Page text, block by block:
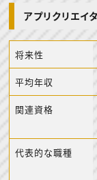
お役立ち基礎知
マーケッター
クリエイターイ
C＆R Magazine
ニュース・トレン
Web
映像
ゲーム・エンタメ
広告
出版
CREATIVE
プ
アプリクリエイ
将来性
平均年収
関連資格
代表的な職種